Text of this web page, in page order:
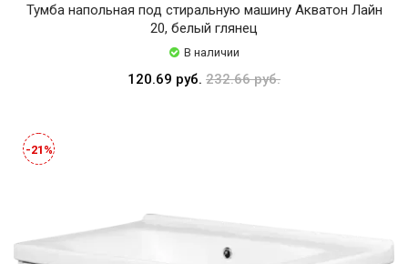
Тумба напольная под стиральную машину Акватон Лайн
20, белый глянец
В наличии
120.69 руб. 232.66 руб.
-21%